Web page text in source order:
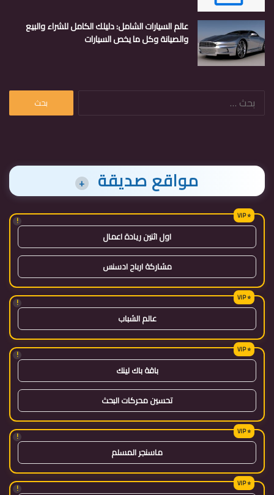
عالم السيارات الشامل: دليلك الكامل للشراء والبيع
والصيانة وكل ما يخص السيارات
البحث
مواقع صديقة +
!
اول اثنين ريادة اعمال
مشاركة ارباح ادسنس
!
عالم الشباب
!
باقة باك لينك
تحسين محركات البحث
!
ماسنجر المسلم
!